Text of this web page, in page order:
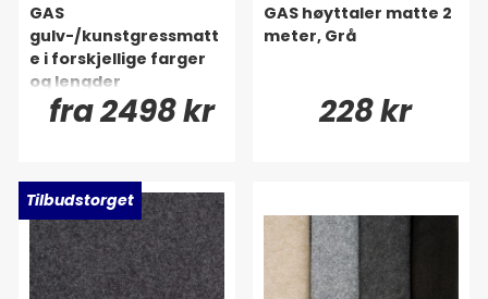
GAS
gulv-/kunstgressmatt
e i forskjellige farger
og lengder
fra 2498 kr
GAS høyttaler matte 2
meter, Grå
228 kr
Tilbudstorget